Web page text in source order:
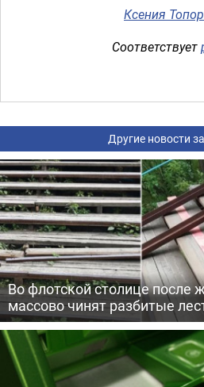
Ксения
Соответствует
Другие новости
Во флотской столице после
массово чинят разбитые